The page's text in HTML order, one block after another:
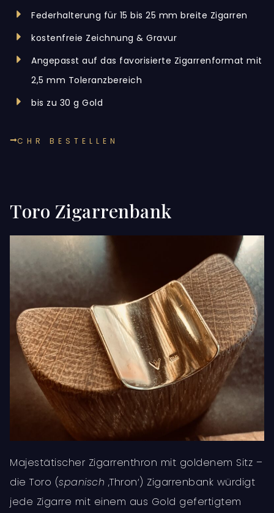
Federhalterung für 15 bis 25 mm breite Zigarren
kostenfreie Zeichnung & Gravur
Angepasst auf das favorisierte Zigarrenformat mit
2,5 mm Toleranzbereich
bis zu 30 g Gold
CHR BESTELLEN
Toro Zigarrenbank
Majestätischer Zigarrenthron mit goldenem Sitz –
die Toro (spanisch ‚Thron‘) Zigarrenbank würdigt
jede Zigarre mit einem aus Gold gefertigtem